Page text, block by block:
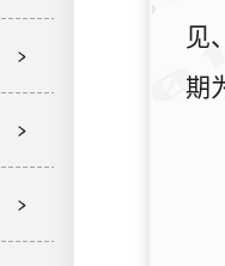
见
期